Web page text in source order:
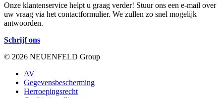
Onze klantenservice helpt u graag verder! Stuur ons een e-mail over
uw vraag via het contactformulier. We zullen zo snel mogelijk
antwoorden.
Schrijf ons
© 2026 NEUENFELD Group
AV
Gegevensbescherming
Herroepingsrecht